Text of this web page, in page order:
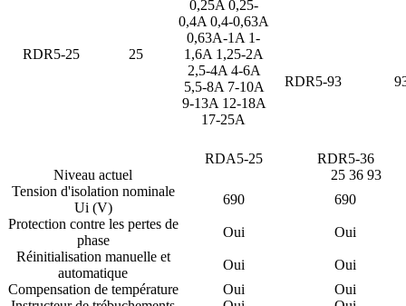
RDR5-25 25
0,25A 0,25-
0,4A 0,4-0,63A
0,63A-1A 1-
1,6A 1,25-2A
2,5-4A 4-6A
5,5-8A 7-10A
9-13A 12-18A
17-25A
RDR5-93
RDA5-25
RDR5-36
Niveau actuel
25 36 93
Tension d'isolation nominale
Ui (V)
690
690
Protection contre les pertes de
phase
Oui
Oui
Réinitialisation manuelle et
automatique
Oui
Oui
Compensation de température
Oui
Oui